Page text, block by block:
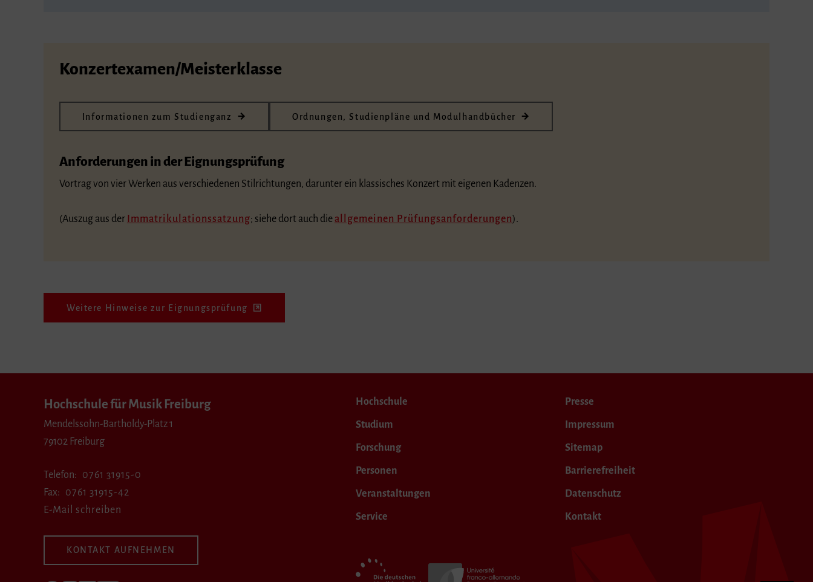
Konzertexamen/Meisterklasse
Informationen zum Studienganz Ordnungen, Studienpläne und Modulhandbücher
Anforderungen in der Eignungsprüfung
Vortrag von vier Werken aus verschiedenen Stilrichtungen, darunter ein klassisches Konzert mit eigenen Kadenzen.
(Auszug aus der Immatrikulationssatzung; siehe dort auch die allgemeinen Prüfungsanforderungen).
Weitere Hinweise zur Eignungsprüfung
Hochschule für Musik Freiburg
Mendelssohn-Bartholdy-Platz 1
79102 Freiburg
Telefon
0761 31915-0
Fax
0761 31915-42
E-Mail schreiben
KONTAKT AUFNEHMEN
Hochschule
Studium
Forschung
Personen
Veranstaltungen
Service
Presse
Impressum
Sitemap
Barrierefreiheit
Datenschutz
Kontakt